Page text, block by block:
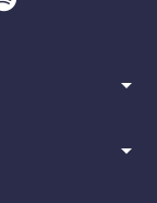
arrow_drop_down
arrow_drop_down